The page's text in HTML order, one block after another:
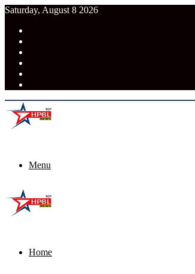
Saturday, August 8 2026
Menu
Home